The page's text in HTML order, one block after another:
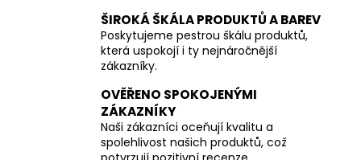
ŠIROKÁ ŠKÁLA PRODUKTŮ A BAREV
Poskytujeme pestrou škálu produktů,
která uspokojí i ty nejnáročnější
zákazníky.
OVĚŘENO SPOKOJENÝMI
ZÁKAZNÍKY
Naši zákazníci oceňují kvalitu a
spolehlivost našich produktů, což